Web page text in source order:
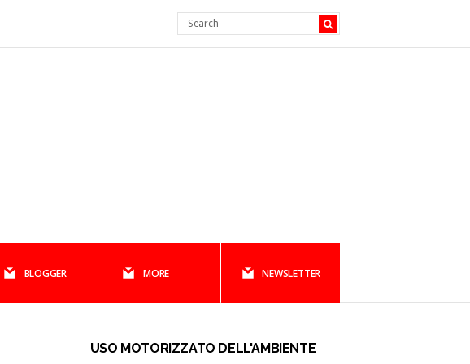
BLOGGER MORE NEWSLETTER
USO MOTORIZZATO DELL'AMBIENTE